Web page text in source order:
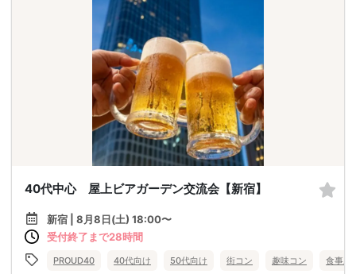
40代中心 屋上ビアガーデン交流会【新宿】
新宿 | 8月8日(土) 18:00〜
受付終了まで28時間
PROUD40 40代向け 50代向け 街コン 趣味コン 食事あ